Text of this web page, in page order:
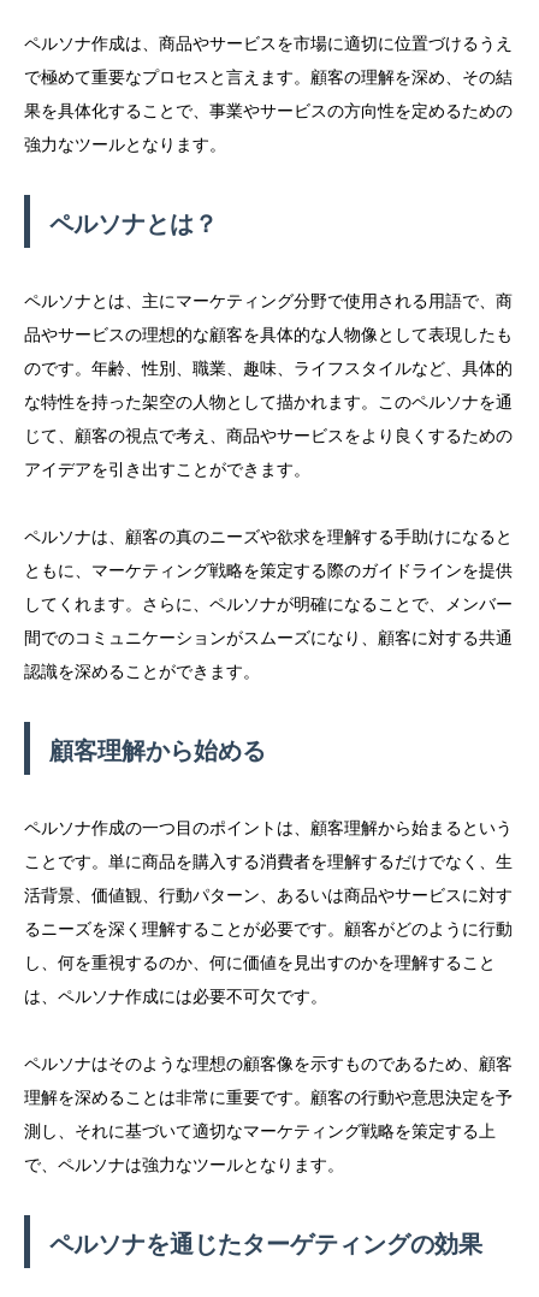
ペルソナ作成は、商品やサービスを市場に適切に位置づけるうえ
で極めて重要なプロセスと言えます。顧客の理解を深め、その結
果を具体化することで、事業やサービスの方向性を定めるための
強力なツールとなります。
ペルソナとは？
ペルソナとは、主にマーケティング分野で使用される用語で、商
品やサービスの理想的な顧客を具体的な人物像として表現したも
のです。年齢、性別、職業、趣味、ライフスタイルなど、具体的
な特性を持った架空の人物として描かれます。このペルソナを通
じて、顧客の視点で考え、商品やサービスをより良くするための
アイデアを引き出すことができます。
ペルソナは、顧客の真のニーズや欲求を理解する手助けになると
ともに、マーケティング戦略を策定する際のガイドラインを提供
してくれます。さらに、ペルソナが明確になることで、メンバー
間でのコミュニケーションがスムーズになり、顧客に対する共通
認識を深めることができます。
顧客理解から始める
ペルソナ作成の一つ目のポイントは、顧客理解から始まるという
ことです。単に商品を購入する消費者を理解するだけでなく、生
活背景、価値観、行動パターン、あるいは商品やサービスに対す
るニーズを深く理解することが必要です。顧客がどのように行動
し、何を重視するのか、何に価値を見出すのかを理解すること
は、ペルソナ作成には必要不可欠です。
ペルソナはそのような理想の顧客像を示すものであるため、顧客
理解を深めることは非常に重要です。顧客の行動や意思決定を予
測し、それに基づいて適切なマーケティング戦略を策定する上
で、ペルソナは強力なツールとなります。
ペルソナを通じたターゲティングの効果